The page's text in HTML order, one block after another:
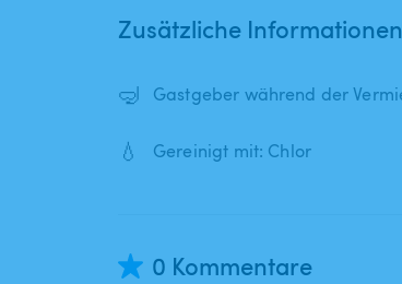
Zusätzliche Informationen
🤿 Gastgeber während der
💧 Gereinigt mit: Chlor
0 Kommentare